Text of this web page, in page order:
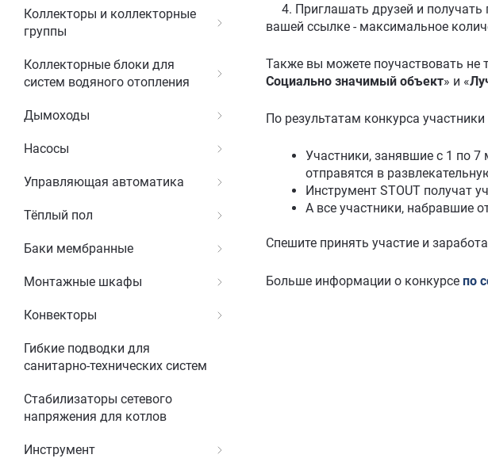
Коллекторы и коллекторные
группы
Коллекторные блоки для
систем водяного отопления
Дымоходы
Насосы
Управляющая автоматика
Тёплый пол
Баки мембранные
Монтажные шкафы
Конвекторы
Гибкие подводки для
санитарно-технических систем
Стабилизаторы сетевого
напряжения для котлов
Инструмент
4. Приглашать друзей и получать
вашей ссылке - максимальное
Также вы можете поучаствовать не
Социально значимый объект» и «
По результатам конкурса
Участники, занявшие с 1 по
отправятся в
Инструмент STOUT получат
А все участники, набравшие
Спешите принять участие и
Больше информации о конкурсе по